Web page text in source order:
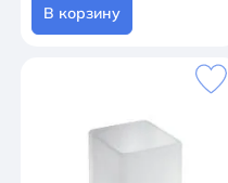
В корзину